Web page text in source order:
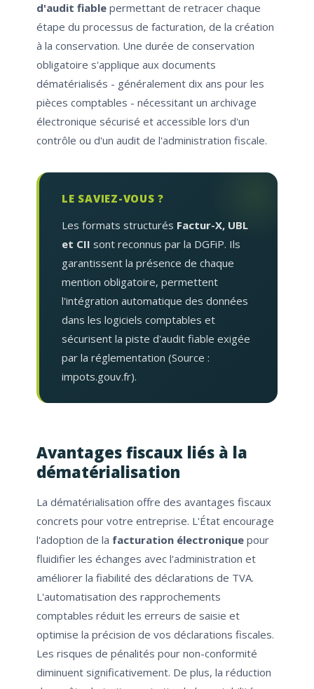
d'audit fiable permettant de retracer chaque
étape du processus de facturation, de la création
à la conservation. Une durée de conservation
obligatoire s'applique aux documents
dématérialisés - généralement dix ans pour les
pièces comptables - nécessitant un archivage
électronique sécurisé et accessible lors d'un
contrôle ou d'un audit de l'administration fiscale.
LE SAVIEZ-VOUS ?
Les formats structurés Factur-X, UBL
et CII sont reconnus par la DGFiP. Ils
garantissent la présence de chaque
mention obligatoire, permettent
l'intégration automatique des données
dans les logiciels comptables et
sécurisent la piste d'audit fiable exigée
par la réglementation (Source :
impots.gouv.fr).
Avantages fiscaux liés à la
dématérialisation
La dématérialisation offre des avantages fiscaux
concrets pour votre entreprise. L'État encourage
l'adoption de la facturation électronique pour
fluidifier les échanges avec l'administration et
améliorer la fiabilité des déclarations de TVA.
L'automatisation des rapprochements
comptables réduit les erreurs de saisie et
optimise la précision de vos déclarations fiscales.
Les risques de pénalités pour non-conformité
diminuent significativement. De plus, la réduction